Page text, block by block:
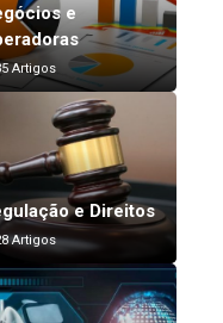
e
Artigos
e Direitos
Artigos